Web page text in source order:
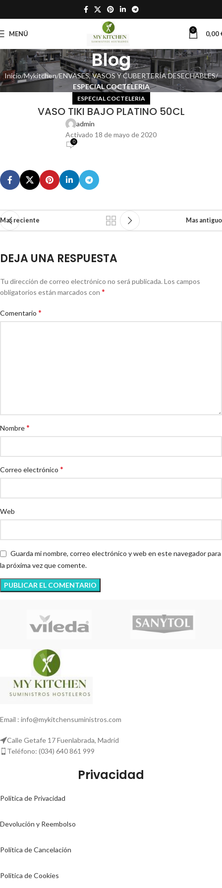
MENÚ 0 0,00
Blog
Inicio Mykitchen ENVASES, VASOS Y CUBERTERÍA DESECHABLES
ESPECIAL COCTELERIA
ESPECIAL COCTELERIA
VASO TIKI BAJO PLATINO 50CL
admin
Activado 18 de mayo de 2020
0
Mas reciente Mas antiguo
DEJA UNA RESPUESTA
Tu dirección de correo electrónico no será publicada. Los campos
obligatorios están marcados con *
Comentario *
Nombre*
Correo electrónico *
Web
Guarda mi nombre, correo electrónico y web en este navegador para
la próxima vez que comente.
Email : info@mykitchensuministros.com
Calle Getafe 17 Fuenlabrada, Madrid
Teléfono: (034) 640 861 999
Privacidad
Politica de Privacidad
Devolución y Reembolso
Política de Cancelación
Politica de Cookies